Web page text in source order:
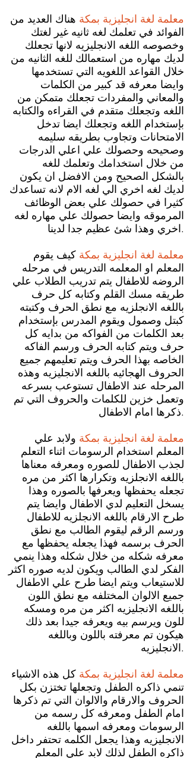
معلمة لغة انجليزية بمكة هناك العديد من
الفوائد في تعلمك لغه ثانيه غير لغتك
وخصوصه اللغه الانجليزيه لانها تجعلك
لديك مهاره من استعمالك للغه الثانيه من
خلال القواعد اللغويه التي تستخدمها
وايضا معرفه قد كبير من الكلمات
والمعاني والمفردات تجعلك متمكن من
اللغه وتجعلك متقدم في القراءه والكتابه
بإستخدام اللغه وتجعلك ايضا تدخل
الامتحانات وتجاوب بطريقه سليمه
وصحيحه وحصولك علي اعلي الدرجات
من خلال استخدامك وتعلمك للغه
بالشكل الصحيح ومن الافضل ان يكون
لديك لغه اخري الي لغه الام لانه تساعدك
كثيرا في حصولك علي بعض الوظائف
المرموقه وايضا حصولك علي مهاره لغه
اخري وهذا شئ عظيم جدا لدينا.
معلمة لغة انجليزية بمكة كيف يقوم
المعلم او المعلمه التدريس في مرحله
الروضه للاطفال يتم تدريب الطلاب علي
طريقه مسك القلم وكتابه كل حرف
باللغه الانجلزيه مع نطق الحرف وكتبته
كبتل وصمول ويقوم المدرس بإستخدام
بعد الكلمات من الفواكه من بدايه كل
حرف ويتم كتابه الحرف ورسم الفاكه
الخاصه بهذا الحرف ويتم تعليمهم جميع
الحروف الهجائيه باللغه الانجليزيه وهذه
المرحله عند الاطفال تستوعب بسرعه
وتعمل خزين للكلمات والحروف التي تم
ذكرها امام الاطفال.
معلمة لغة انجليزية بمكة ولابد علي
المعلم استخدام الرسومات اثناء التعلم
لجذب الاطفال للصوره ومعرفه معناها
باللغه الانجلزيه وتكرارها اكثر من مره
تجعله يحفظها ويعرفها بالصوره وهذا
يسخل التعليم لدي الاطفال وايضا يتم
طرح الارقام باللغه الانجلزيه للاطفال
ورسم الرقم ليقوم الطالب مع نطق
الحرف برسمه فهذا يجعله يحفظها مع
معرفه شكله من خلال شكله وهذا ينمي
الفكر لدي الطالب ويكون لديه صوره اكثر
للاستيعاب ويتم ايضا طرح علي الاطفال
جميع الالوان المختلفه مع نطق اللون
باللغه الانجليزيه اكثر من مره ومسكه
للون ويرسم بيه ويعرفه جيدا بعد ذلك
هيكون تم معرفته باللون وباللغه
الانجليزيه.
معلمة لغة انجليزية بمكة كل هذه الاشياء
تنمي ذاكره الطفل وتجعلها تختزن بكل
الحروف والارقام والالوان التي تم ذكرها
امام الطفل ومعرفه كل رسمه من
الرسومات ومعرفه اسمها باللغه
الانجليزيه وهذا يجعل الكلمه تحتفر داخل
ذاكره الطفل لذلك لابد علي المعلم